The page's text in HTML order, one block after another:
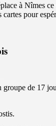
à Nîmes
cartes pour
de 17